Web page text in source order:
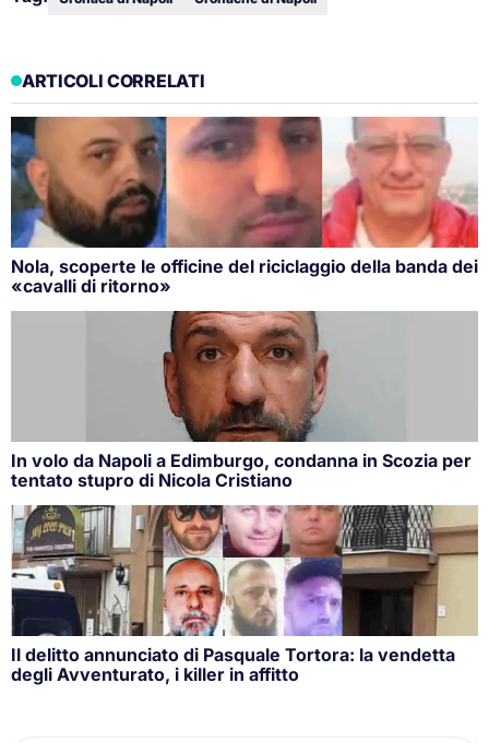
ARTICOLI CORRELATI
Nola, scoperte le officine del riciclaggio della banda dei
«cavalli di ritorno»
In volo da Napoli a Edimburgo, condanna in Scozia per
tentato stupro di Nicola Cristiano
Il delitto annunciato di Pasquale Tortora: la vendetta
degli Avventurato, i killer in affitto